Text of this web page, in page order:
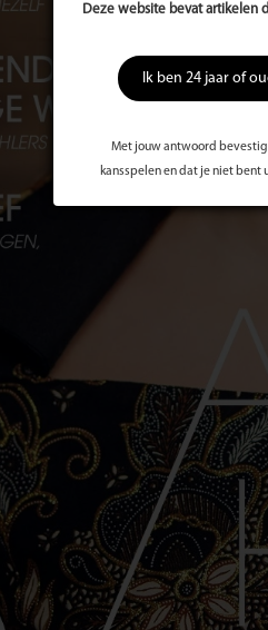
Deze website bevat artikelen
Ik ben 24 jaar of
Met jouw antwoord bevestig
kansspelen en dat je niet bent